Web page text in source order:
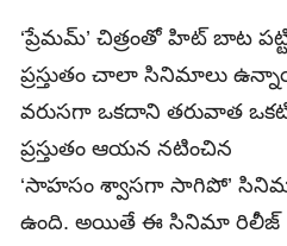
‘ప్రేమమ్’ చిత్రంతో హిట్ బాట
ప్రస్తుతం చాలా సినిమాలు
వరుసగా ఒకదాని తరువాత ఒకటి
ప్రస్తుతం ఆయన నటించిన
‘సాహసం శ్వాసగా సాగిపో’ సినిమా
ఉంది. అయితే ఈ సినిమా రిలీజ్